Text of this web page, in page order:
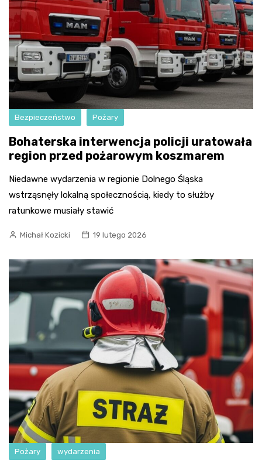
Bezpieczeństwo Pożary
Bohaterska interwencja policji uratowała
region przed pożarowym koszmarem
Niedawne wydarzenia w regionie Dolnego Śląska
wstrząsnęły lokalną społecznością, kiedy to służby
ratunkowe musiały stawić
Michał Kozicki 19 lutego 2026
Pożary wydarzenia